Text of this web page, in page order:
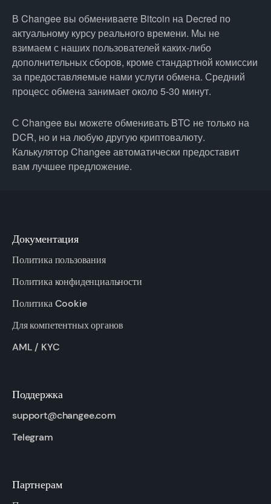
В Changee вы обмениваете Bitcoin на Decred по
актуальному курсу реального времени. Мы не
взимаем с наших пользователей каких-либо
дополнительных сборов, кроме стандартной комиссии
за предоставляемые нами услуги обмена. Средний
процесс обмена занимает около 5-30 минут.
С Changee вы можете обменивать BTC не только на
DCR, но и на любую другую криптовалюту.
Калькулятор Changee автоматически предоставит
вам лучшее предложение.
Документация
Политика пользования
Политика конфиденциальности
Политика Cookie
Для компетентных органов
AML / KYC
Поддержка
support@changee.com
Telegram
Партнерам